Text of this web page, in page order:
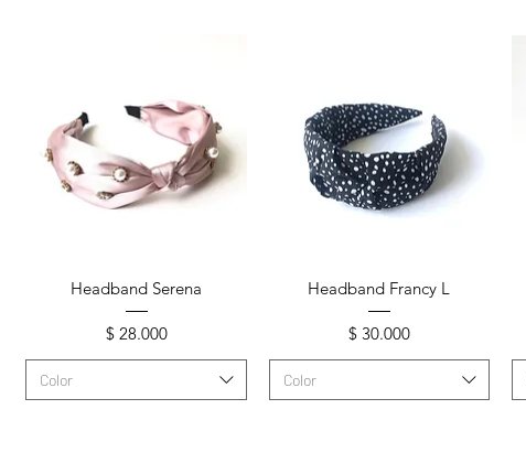
Vista rápida
Headband Serena
Precio
$ 28.000
Color
Vista rápida
Headband Francy L
Precio
$ 30.000
Color